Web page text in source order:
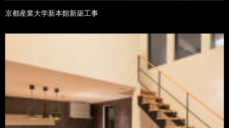
京都産業大学新本館新築工事